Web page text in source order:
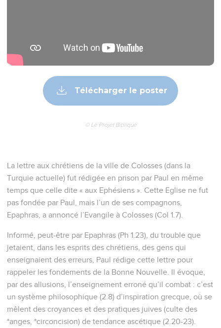
Télécharger le poster
© Le Projet Biblique
La lettre aux chrétiens de la ville de Colosses (dans la
Turquie actuelle) fut rédigée en prison par Paul en même
temps que celle dite « aux Ephésiens ». Cette Eglise ne fut
pas fondée par Paul, mais l’un de ses compagnons,
Epaphras, a annoncé l’Evangile à Colosses (Col 1.7).
Informé, peut-être par Epaphras (Ph 1.23), du trouble que
jetaient, dans les esprits des chrétiens, des gens qui
enseignaient des erreurs, Paul rédige cette lettre pour
rappeler les fondements de la Bonne Nouvelle. Il évoque,
par des allusions, l’enseignement erroné qu’il combat : c’est
un système philosophique (2.8) d’inspiration grecque, où se
mêlent des croyances et des pratiques juives (culte des
*anges, *circoncision) de tendance ascétique (2.20-23).